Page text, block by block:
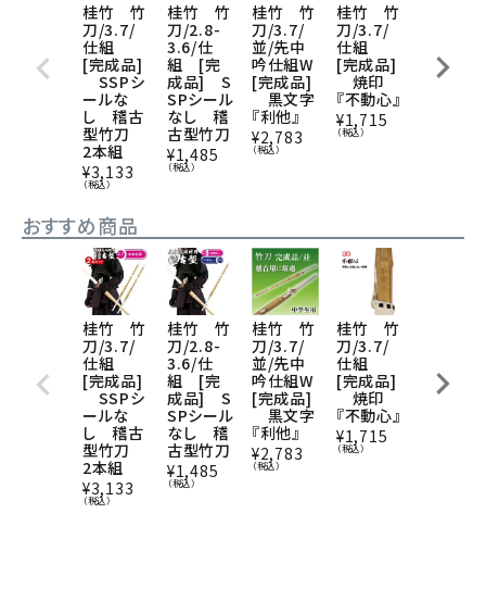
桂竹 竹
刀/3.7/
仕組
[完成品]
SSPシ
ールな
し 稽古
型竹刀
2本組
¥3,133
（税込）
桂竹 竹
刀/2.8-
3.6/仕
組 [完
成品] S
SPシール
なし 稽
古型竹刀
¥1,485
（税込）
桂竹 竹
刀/3.7/
並/先中
吟仕組W
[完成品]
黒文字
『利他』
¥2,783
（税込）
桂竹 竹
刀/3.7/
仕組
[完成品]
焼印
『不動心』
¥1,715
（税込）
組 [完
成品] S
おすすめ商品
桂竹 竹
刀/3.7/
仕組
[完成品]
SSPシ
ールな
し 稽古
型竹刀
2本組
¥3,133
（税込）
桂竹 竹
刀/2.8-
3.6/仕
組 [完
成品] S
SPシール
なし 稽
古型竹刀
¥1,485
（税込）
桂竹 竹
刀/3.7/
並/先中
吟仕組W
[完成品]
黒文字
『利他』
¥2,783
（税込）
桂竹 竹
刀/3.7/
仕組
[完成品]
焼印
『不動心』
¥1,715
（税込）
組 [完
成品] S